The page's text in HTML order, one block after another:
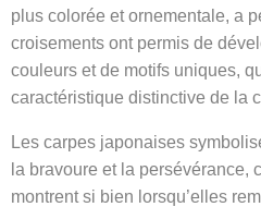
plus colorée et ornementale, a
croisements ont permis de
couleurs et de motifs uniques,
caractéristique distinctive de la
Les carpes japonaises
la bravoure et la persévérance,
montrent si bien lorsqu’elles